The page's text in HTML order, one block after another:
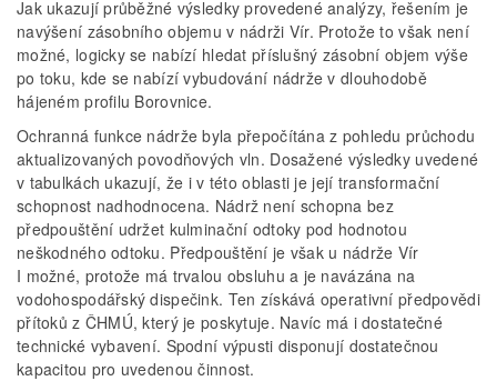
Jak ukazují průběžné výsledky provedené analýzy, řešením je
navýšení zásobního objemu v nádrži Vír. Protože to však není
možné, logicky se nabízí hledat příslušný zásobní objem výše
po toku, kde se nabízí vybudování nádrže v dlouhodobě
hájeném profilu Borovnice.
Ochranná funkce nádrže byla přepočítána z pohledu průchodu
aktualizovaných povodňových vln. Dosažené výsledky uvedené
v tabulkách ukazují, že i v této oblasti je její transformační
schopnost nadhodnocena. Nádrž není schopna bez
předpouštění udržet kulminační odtoky pod hodnotou
neškodného odtoku. Předpouštění je však u nádrže Vír
I možné, protože má trvalou obsluhu a je navázána na
vodohospodářský dispečink. Ten získává operativní předpovědi
přítoků z ČHMÚ, který je poskytuje. Navíc má i dostatečné
technické vybavení. Spodní výpusti disponují dostatečnou
kapacitou pro uvedenou činnost.